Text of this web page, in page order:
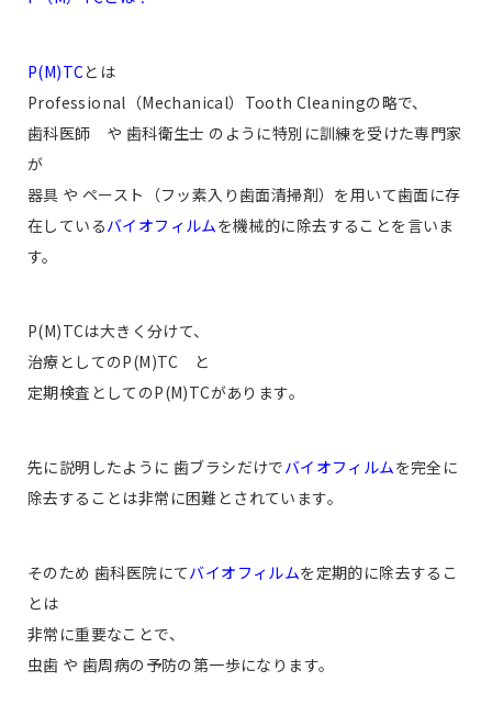
P(M)TCとは
Professional（Mechanical）Tooth Cleaningの略で、
歯科医師 や 歯科衛生士 のように特別に訓練を受けた専門家
が
器具 や ペースト（フッ素入り歯面清掃剤）を用いて歯面に存
在しているバイオフィルムを機械的に除去することを言いま
す。
P(M)TCは大きく分けて、
治療としてのP(M)TC と
定期検査としてのP(M)TCがあります。
先に説明したように 歯ブラシだけでバイオフィルムを完全に
除去することは非常に困難とされています。
そのため 歯科医院にてバイオフィルムを定期的に除去するこ
とは
非常に重要なことで、
虫歯 や 歯周病の予防の第一歩になります。